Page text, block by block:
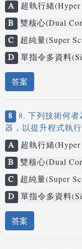
A 超執行緒
B 雙核心(Dual
C 超純量(Super
D 單指令多資料
答案
8 8. 下列技術何
器，以提升程式執
A 超執行緒
B 雙核心(Dual
C 超純量(Super
D 單指令多資料
答案